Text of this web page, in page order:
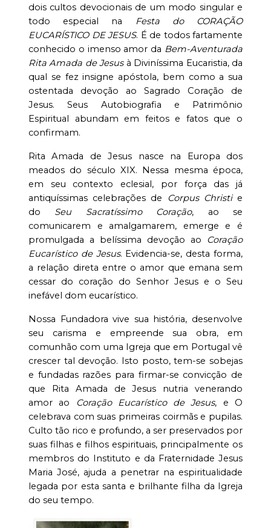
dois cultos devocionais de um modo singular e
todo especial na Festa do CORAÇÃO
EUCARÍSTICO DE JESUS. É de todos fartamente
conhecido o imenso amor da Bem-Aventurada
Rita Amada de Jesusà Diviníssima Eucaristia, da
qual se fez insigne apóstola, bem como a sua
ostentada devoção ao Sagrado Coração de
Jesus. Seus Autobiografia e Patrimônio
Espiritual abundam em feitos e fatos que o
confirmam.
Rita Amada de Jesus nasce na Europa dos
meados do século XIX. Nessa mesma época,
em seu contexto eclesial, por força das já
antiquíssimas celebrações de Corpus Christie
do Seu Sacratíssimo Coração, ao se
comunicarem e amalgamarem, emerge e é
promulgada a belíssima devoção ao Coração
Eucarístico de Jesus. Evidencia-se, desta forma,
a relação direta entre o amor que emana sem
cessar do coração do Senhor Jesus e o Seu
inefável dom eucarístico.
Nossa Fundadora vive sua história, desenvolve
seu carisma e empreende sua obra, em
comunhão com uma Igreja que em Portugal vê
crescer tal devoção. Isto posto, tem-se sobejas
e fundadas razões para firmar-se convicção de
que Rita Amada de Jesus nutria venerando
amor ao Coração Eucarístico de Jesus, e O
celebrava com suas primeiras coirmãs e pupilas.
Culto tão rico e profundo, a ser preservados por
suas filhas e filhos espirituais, principalmente os
membros do Instituto e da Fraternidade Jesus
Maria José, ajuda a penetrar na espiritualidade
legada por esta santa e brilhante filha da Igreja
do seu tempo.